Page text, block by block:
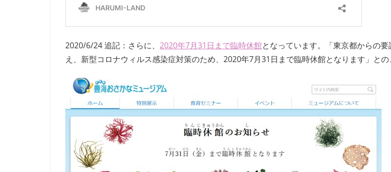
2020/6/24 追記：さらに、 2020年7月31日まで臨時休館となっています。「東京都からの要
え、新型コロナウィルス感染症対策のため、2020年7月31日まで臨時休館となります」との